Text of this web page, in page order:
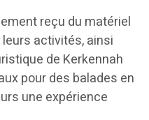
reçu du matériel
activités, ainsi
de Kerkennah
pour des balades en
une expérience